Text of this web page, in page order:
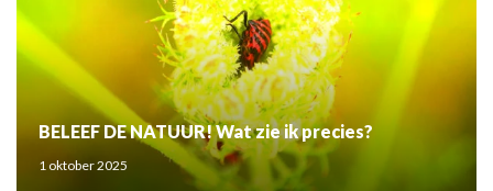
BELEEF DE NATUUR! Wat zie ik precies?
1 oktober 2025